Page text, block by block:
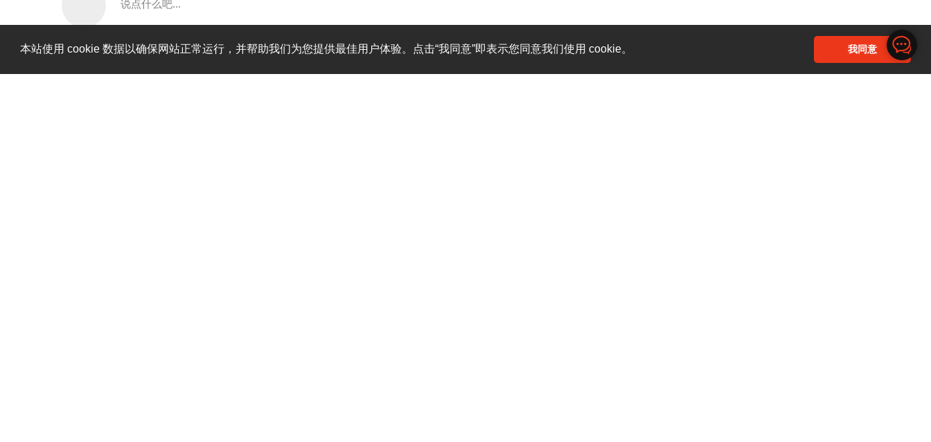
本站使用 cookie 数据以确保网站正常运行，并帮助我们为您提供最佳用户体验。点击“我同意”即表示您同意我们使用 cookie。 我同意
说点什么吧...